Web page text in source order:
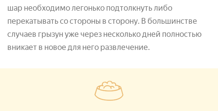
шар необходимо легонько подтолкнуть либо
перекатывать со стороны в сторону. В большинстве
случаев грызун уже через несколько дней полностью
вникает в новое для него развлечение.